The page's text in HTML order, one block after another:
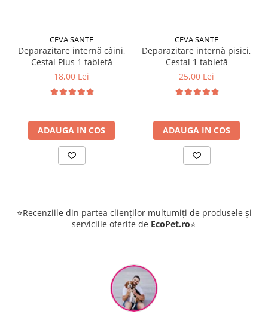
CEVA SANTE
Deparazitare internă câini,
Cestal Plus 1 tabletă
18,00 Lei
ADAUGA IN COS
CEVA SANTE
Deparazitare internă pisici,
Cestal 1 tabletă
25,00 Lei
ADAUGA IN COS
⭐Recenziile din partea clienților mulțumiți de produsele și
serviciile oferite de EcoPet.ro⭐